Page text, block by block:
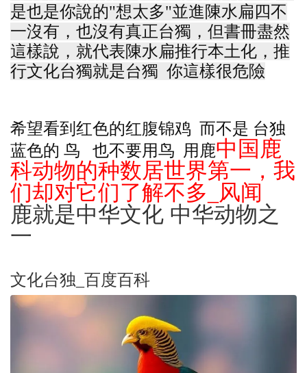
是也是你說的"想太多"並進陳水扁四不
一沒有，也沒有真正台獨，但書冊盡然
這樣說，就代表陳水扁推行本土化，推
行文化台獨就是台獨 你這樣很危險
希望看到红色的红腹锦鸡 而不是 台独
蓝色的 鸟 也不要用鸟 用鹿中国鹿
科动物的种数居世界第一，我
们却对它们了解不多_风闻
鹿就是中华文化 中华动物之
一
文化台独_百度百科